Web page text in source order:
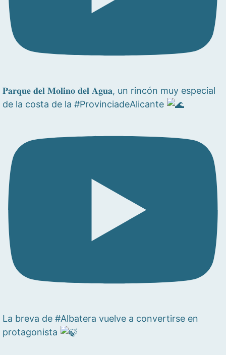
𝐏𝐚𝐫𝐪𝐮𝐞 𝐝𝐞𝐥 𝐌𝐨𝐥𝐢𝐧𝐨 𝐝𝐞𝐥 𝐀𝐠𝐮𝐚, un rincón muy especial
de la costa de la #ProvinciadeAlicante
La breva de #Albatera vuelve a convertirse en
protagonista